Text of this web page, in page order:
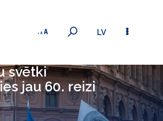
LV
svētki
jau 60. reizi